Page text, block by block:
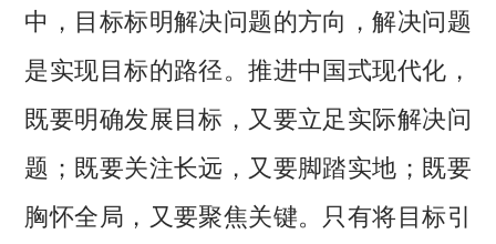
中，目标标明解决问题的方向，解决问题
是实现目标的路径。推进中国式现代化，
既要明确发展目标，又要立足实际解决问
题；既要关注长远，又要脚踏实地；既要
胸怀全局，又要聚焦关键。只有将目标引